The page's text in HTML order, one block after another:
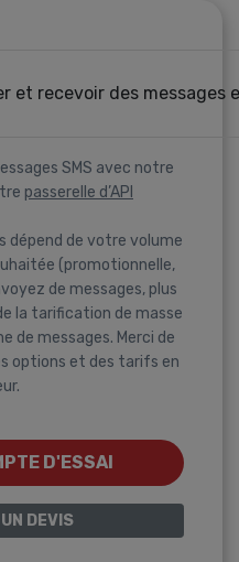
et recevoir des messages
SMS avec notre
passerelle d’API
dépend de votre volume
(promotionnelle,
de messages, plus
la tarification de masse
de messages. Merci de
options et des tarifs en
D'ESSAI
DEVIS